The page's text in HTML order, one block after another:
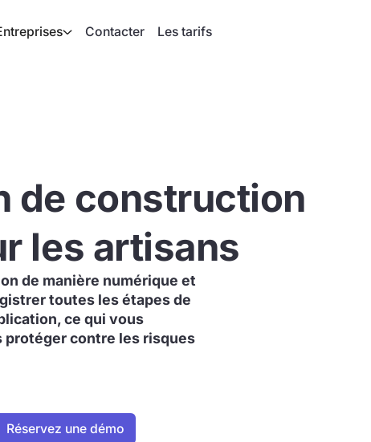
Contacter Les tarifs
de construction
les artisans
de manière numérique et
toutes les étapes de
ce qui vous
protéger contre les risques